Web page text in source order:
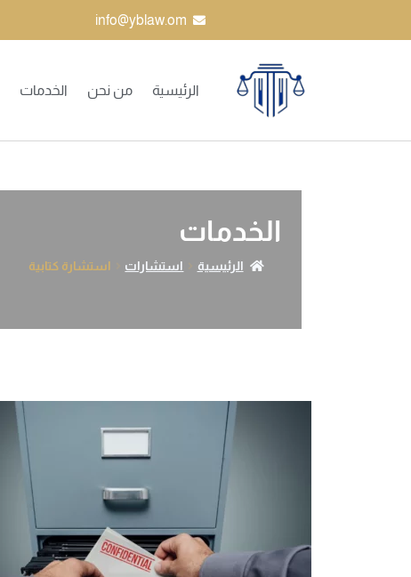
info@yblaw.om
الرئيسية من نحن الخدمات
الخدمات
الرئيسية استشارات استشارة كتابية